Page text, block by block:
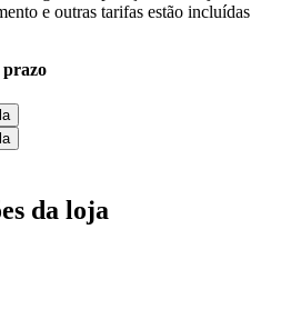
e outras tarifas estão incluídas
da loja